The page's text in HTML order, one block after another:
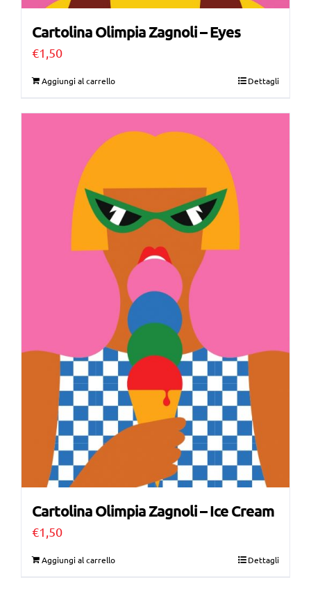
Cartolina Olimpia Zagnoli – Eyes
€1,50
Aggiungi al carrello Dettagli
Cartolina Olimpia Zagnoli – Ice Cream
€1,50
Aggiungi al carrello Dettagli